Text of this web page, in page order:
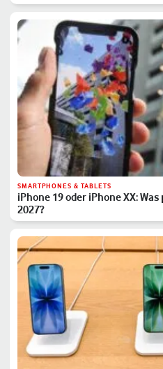
SMARTPHONES & TABLETS
iPhone 19 oder iPhone XX:
2027?